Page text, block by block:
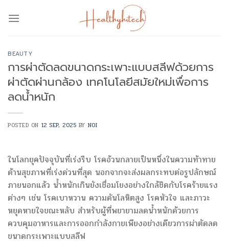
BEAUTY
การผ่าตัดลดขนาดกระเพาะแบบสลีฟด้วยการ
ผ่าตัดผ่านกล้อง เทคโนโลยีสมัยใหม่เพื่อการ
ลดน้ำหนัก
POSTED ON 12 SEP, 2025 BY NOI
ในโลกยุคปัจจุบันที่เร่งรีบ โรคอ้วนกลายเป็นหนึ่งในความท้าทาย
ด้านสุขภาพที่เร่งด่วนที่สุด นอกจากจะส่งผลกระทบต่อรูปลักษณ์
ภายนอกแล้ว น้ำหนักเกินยังเชื่อมโยงอย่างใกล้ชิดกับโรคร้ายแรง
ต่างๆ เช่น โรคเบาหวาน ความดันโลหิตสูง โรคหัวใจ และภาวะ
หยุดหายใจขณะหลับ สำหรับผู้ที่พยายามลดน้ำหนักด้วยการ
ควบคุมอาหารและการออกกำลังกายเพียงอย่างเดียวการผ่าตัดลด
ขนาดกระเพาะแบบสลีฟ